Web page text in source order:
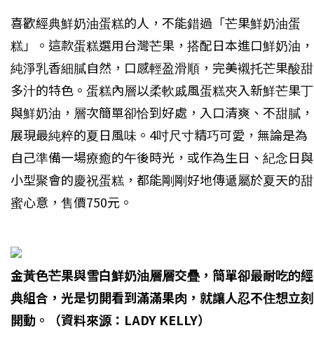
喜歡經典鮮奶油蛋糕的人，不能錯過「芒果鮮奶油蛋
糕」。這款蛋糕選用台灣芒果，搭配日本進口鮮奶油，
純淨乳香細膩自然，口感輕盈滑順，完美襯托芒果酸甜
多汁的特色。蛋糕內層以柔軟戚風蛋糕夾入新鮮芒果丁
與鮮奶油，層次簡單卻恰到好處，入口清爽、不甜膩，
展現最純粹的夏日風味。4吋尺寸精巧可愛，無論是為
自己準備一場療癒的午後時光，或作為生日、紀念日與
小型聚會的慶祝蛋糕，都能剛剛好地傳遞屬於夏天的甜
蜜心意，售價750元。
金黃色芒果與雪白鮮奶油層層交疊，簡單卻最耐吃的經
典組合，光是切開看到滿滿果肉，就讓人忍不住想立刻
開動。（資料來源：LADY KELLY）